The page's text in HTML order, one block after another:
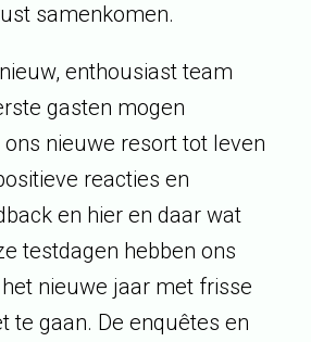
samenkomen.
enthousiast team
gasten mogen
nieuwe resort tot leven
reacties en
en hier en daar wat
testdagen hebben ons
nieuwe jaar met frisse
te gaan. De enquêtes en